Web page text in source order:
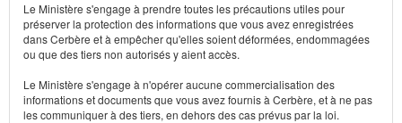
Le Ministère s'engage à prendre toutes les précautions utiles pour
préserver la protection des informations que vous avez enregistrées
dans Cerbère et à empêcher qu'elles soient déformées, endommagées
ou que des tiers non autorisés y aient accès.
Le Ministère s'engage à n'opérer aucune commercialisation des
informations et documents que vous avez fournis à Cerbère, et à ne pas
les communiquer à des tiers, en dehors des cas prévus par la loi.